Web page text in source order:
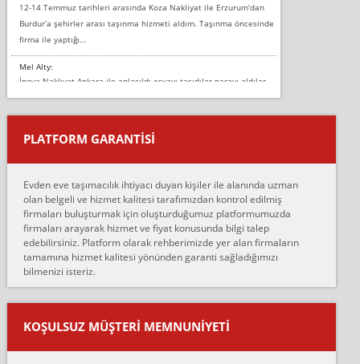
12-14 Temmuz tarihleri arasında Koza Nakliyat ile Erzurum’dan
Burdur’a şehirler arası taşınma hizmeti aldım. Taşınma öncesinde
firma ile yaptığı...
Mel Alty:
İnova Nakliyat Ankara ile anlaşıldı eşyayı taşıdılar parayı aldılar.
Salon duvarına bir baktım birisi boydan alüminyum renkli bantı
yapıştırm...
Murat:
çalıştıklarını, müş...
Ahmet:
Lüleburgaz güngünes evden eve naklyat eşyalarımı taşımak için
anlaştık sabah eve geldiklerinde de eşyalarımı düzgün şekilde
sarcaz demelerine r...
mehmet güldü:
Ankara ALİCANLAR NAKLİYAT Tutarsız ve ticari ahlak problemleri
var verdikleri fiyat teklifini arttırdılar. Sonrasında taşıma gününde
oldukça tutarsı...
PLATFORM GARANTİSİ
Evden eve taşımacılık ihtiyacı duyan kişiler ile alanında uzman
olan belgeli ve hizmet kalitesi tarafımızdan kontrol edilmiş
firmaları buluşturmak için oluşturduğumuz platformumuzda
firmaları arayarak hizmet ve fiyat konusunda bilgi talep
edebilirsiniz. Platform olarak rehberimizde yer alan firmaların
tamamına hizmet kalitesi yönünden garanti sağladığımızı
bilmenizi isteriz.
KOŞULSUZ MÜŞTERI MEMNUNIYETI